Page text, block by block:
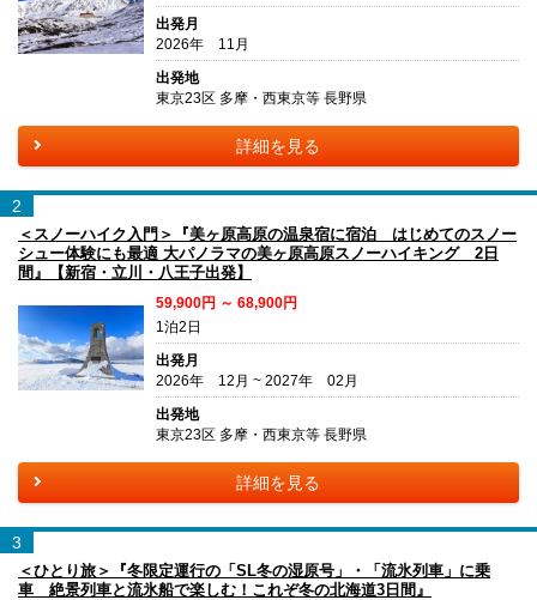
出発月
2026年 11月
出発地
東京23区 多摩・西東京等 長野県
詳細を見る
2
＜スノーハイク入門＞『美ヶ原高原の温泉宿に宿泊 はじめてのスノー
シュー体験にも最適 大パノラマの美ヶ原高原スノーハイキング 2日
間』【新宿・立川・八王子出発】
59,900円 ～ 68,900円
1泊2日
出発月
2026年 12月 ~ 2027年 02月
出発地
東京23区 多摩・西東京等 長野県
詳細を見る
3
＜ひとり旅＞『冬限定運行の「SL冬の湿原号」・「流氷列車」に乗
車 絶景列車と流氷船で楽しむ！これぞ冬の北海道3日間』